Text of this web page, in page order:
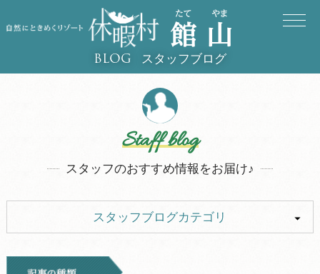
BLOG スタッフブログ
Staff blog
スタッフのおすすめ情報をお届け♪
スタッフブログカテゴリ